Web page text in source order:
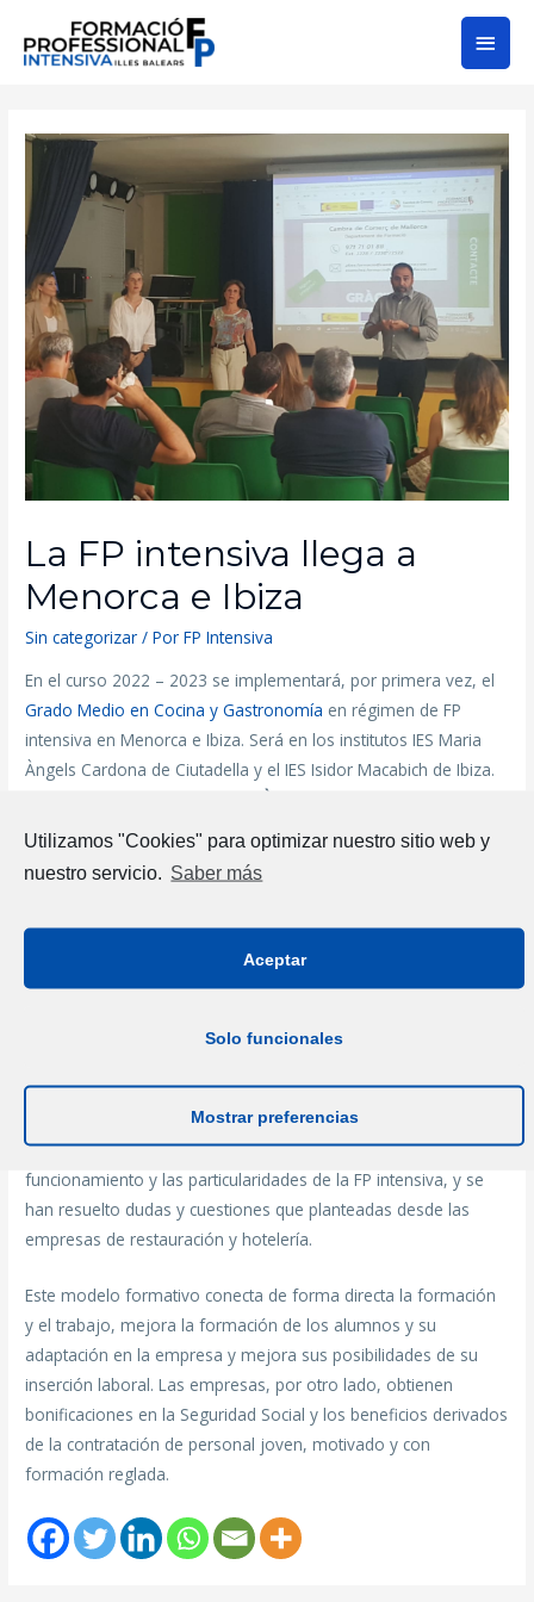
La FP intensiva llega a
Menorca e Ibiza
Sin categorizar / PorFP Intensiva
En el curso 2022 – 2023 se implementará, por primera vez, el
Grado Medio en Cocina y Gastronomía en régimen de FP
intensiva en Menorca e Ibiza. Será en los institutos IES Maria
Àngels Cardona de Ciutadella y el IES Isidor Macabich de Ibiza.
IES Maria Àngels Cardona
elIES Isidor Macabich de Ibiza.
Por ello, la Consejería de Educación y Formación Profesional
CAEB, PIMEM y PIMEEF, ha organizado dos sesiones
Àngels Cardona (Menorca) y el 9 de junio, en el IES Isidor
Macabich (Ibiza) se ha puesto en contacto las instituciones, los
centros educativos y el sector empresarial para explicar el
funcionamiento y las particularidades de la FP intensiva, y se
han resuelto dudas y cuestiones que planteadas desde las
empresas de restauración y hotelería.
Este modelo formativo conecta de forma directa la formación
y el trabajo, mejora la formación de los alumnos y su
adaptación en la empresa y mejora sus posibilidades de su
inserción laboral. Las empresas, por otro lado, obtienen
bonificaciones en la Seguridad Social y los beneficios derivados
de la contratación de personal joven, motivado y con
formación reglada.
Utilizamos "Cookies" para optimizar nuestro sitio web y
nuestro servicio. Saber más
Aceptar
Solo funcionales
Mostrar preferencias